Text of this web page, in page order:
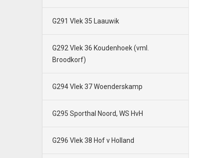
G291 Vlek 35 Laauwik
G292 Vlek 36 Koudenhoek (vml.
Broodkorf)
G294 Vlek 37 Woenderskamp
G295 Sporthal Noord, WS HvH
G296 Vlek 38 Hof v Holland